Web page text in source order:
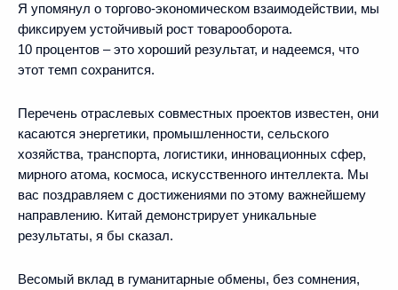
Я упомянул о торгово-экономическом взаимодействии, мы
фиксируем устойчивый рост товарооборота.
10 процентов – это хороший результат, и надеемся, что
этот темп сохранится.
Перечень отраслевых совместных проектов известен, они
касаются энергетики, промышленности, сельского
хозяйства, транспорта, логистики, инновационных сфер,
мирного атома, космоса, искусственного интеллекта. Мы
вас поздравляем с достижениями по этому важнейшему
направлению. Китай демонстрирует уникальные
результаты, я бы сказал.
Весомый вклад в гуманитарные обмены, без сомнения,